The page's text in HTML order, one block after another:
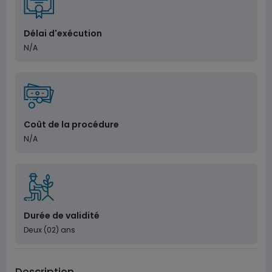
Délai d'exécution
N/A
Coût de la procédure
N/A
Durée de validité
Deux (02) ans